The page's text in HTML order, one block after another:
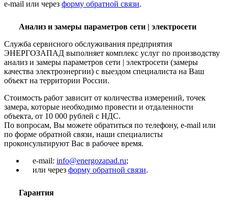
e-mail или через форму обратной связи.
Анализ и замеры параметров сети | электросети
Служба сервисного обслуживания предприятия
ЭНЕРГОЗАПАД выполняет комплекс услуг по производству
анализ и замеры параметров сети | электросети (замеры
качества электроэнергии) с выездом специалиста на Ваш
объект на территории России.
Стоимость работ зависит от количества измерений, точек
замера, которые необходимо провести и отдаленности
объекта, от 10 000 рублей с НДС.
По вопросам, Вы можете обратиться по телефону, e-mail или
по форме обратной связи, наши специалисты
проконсультируют Вас в рабочее время.
e-mail: info@energozapad.ru;
или через форму обратной связи.
Гарантия